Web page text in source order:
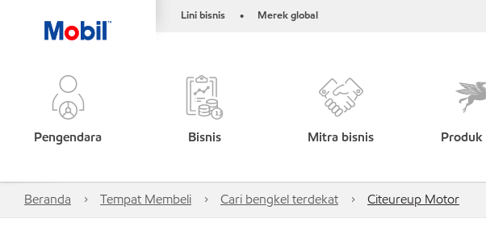
Lini bisnis • Merek global
Pengendara Bisnis Mitra bisnis Produk
Beranda Tempat Membeli Cari bengkel terdekat Citeureup Motor